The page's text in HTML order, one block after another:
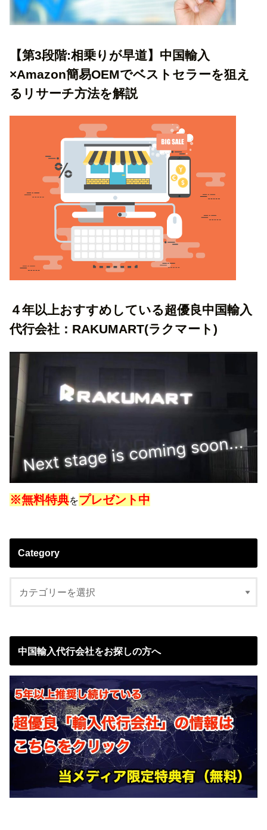
【第3段階:相乗りが早道】中国輸入
×Amazon簡易OEMでベストセラーを狙え
るリサーチ方法を解説
４年以上おすすめしている超優良中国輸入
代行会社：RAKUMART(ラクマート)
※無料特典をプレゼント中
Category
中国輸入代行会社をお探しの方へ